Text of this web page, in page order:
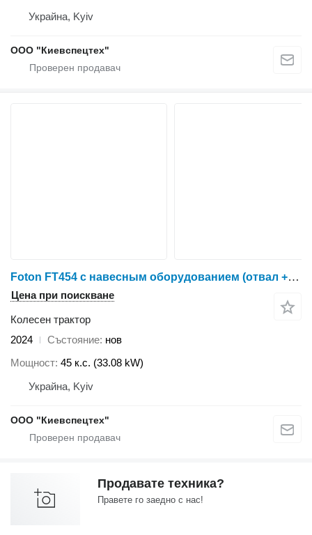
Украйна, Kyiv
ООО "Киевспецтех"
Foton FT454 с навесным оборудованием (отвал + щетка)
Цена при поискване
Колесен трактор
2024
Състояние нов
Мощност 45 к.с. (33.08 kW)
Украйна, Kyiv
ООО "Киевспецтех"
Продавате техника?
Правете го заедно с нас!